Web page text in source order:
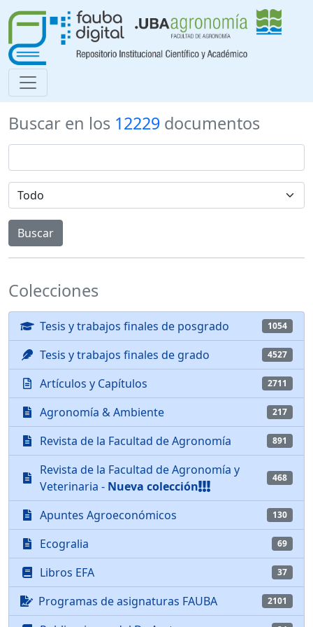
Buscar en los 12229 documentos
Colecciones
Tesis y trabajos finales de posgrado 1054
Tesis y trabajos finales de grado 4527
Artículos y Capítulos 2711
Agronomía & Ambiente 217
Revista de la Facultad de Agronomía 891
Revista de la Facultad de Agronomía y
Veterinaria - Nueva colección
468
Apuntes Agroeconómicos 130
Ecogralia 69
Libros EFA 37
Programas de asignaturas FAUBA 2101